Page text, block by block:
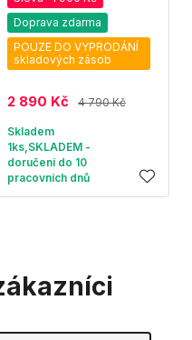
Doprava zdarma
POUZE DO VYPRODÁNÍ
skladových zásob
2 890 Kč 4 790 Kč
Skladem
1ks,SKLADEM -
doručení do 10
pracovních dnů